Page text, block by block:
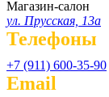
Магазин-салон
ул. Прусская, 13а
Телефоны
+7 (911) 600-35-90
Email